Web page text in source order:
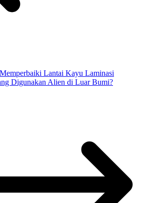
Lantai Kayu Laminasi
Digunakan Alien di Luar Bumi?